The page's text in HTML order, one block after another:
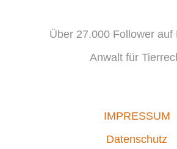
Über 27.000 Follower auf
Anwalt für
IMPRESSUM
Datenschutz